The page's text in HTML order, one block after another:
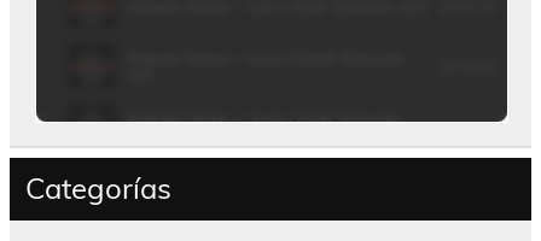
Categorías